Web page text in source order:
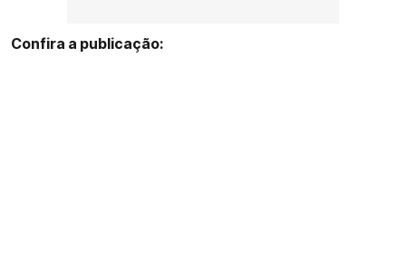
Confira a publicação: